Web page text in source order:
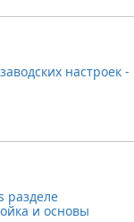
настроек -
разделе
и основы